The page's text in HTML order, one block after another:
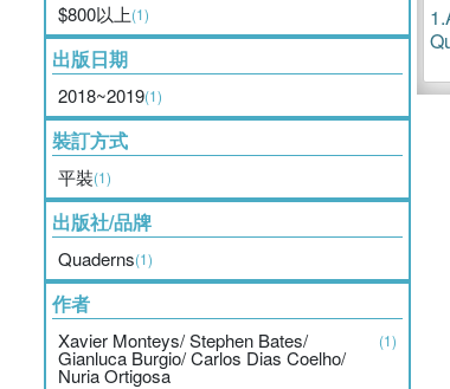
$800以上(1)
出版日期
2018~2019(1)
裝訂方式
平裝(1)
出版社/品牌
Quaderns(1)
作者
Xavier Monteys/ Stephen Bates/
Gianluca Burgio/ Carlos Dias Coelho/
Nuria Ortigosa
(1)
1.